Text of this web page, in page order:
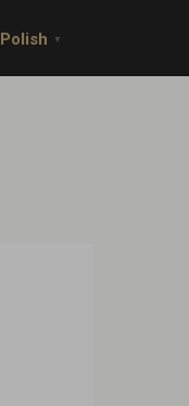
Polish ▼